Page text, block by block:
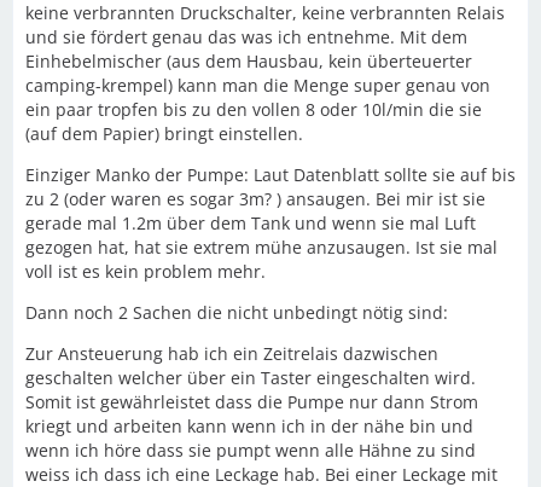
keine verbrannten Druckschalter, keine verbrannten Relais
und sie fördert genau das was ich entnehme. Mit dem
Einhebelmischer (aus dem Hausbau, kein überteuerter
camping-krempel) kann man die Menge super genau von
ein paar tropfen bis zu den vollen 8 oder 10l/min die sie
(auf dem Papier) bringt einstellen.
Einziger Manko der Pumpe: Laut Datenblatt sollte sie auf bis
zu 2 (oder waren es sogar 3m? ) ansaugen. Bei mir ist sie
gerade mal 1.2m über dem Tank und wenn sie mal Luft
gezogen hat, hat sie extrem mühe anzusaugen. Ist sie mal
voll ist es kein problem mehr.
Dann noch 2 Sachen die nicht unbedingt nötig sind:
Zur Ansteuerung hab ich ein Zeitrelais dazwischen
geschalten welcher über ein Taster eingeschalten wird.
Somit ist gewährleistet dass die Pumpe nur dann Strom
kriegt und arbeiten kann wenn ich in der nähe bin und
wenn ich höre dass sie pumpt wenn alle Hähne zu sind
weiss ich dass ich eine Leckage hab. Bei einer Leckage mit